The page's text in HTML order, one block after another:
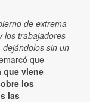
de extrema
los trabajadores
sin un
que
que viene
los
las